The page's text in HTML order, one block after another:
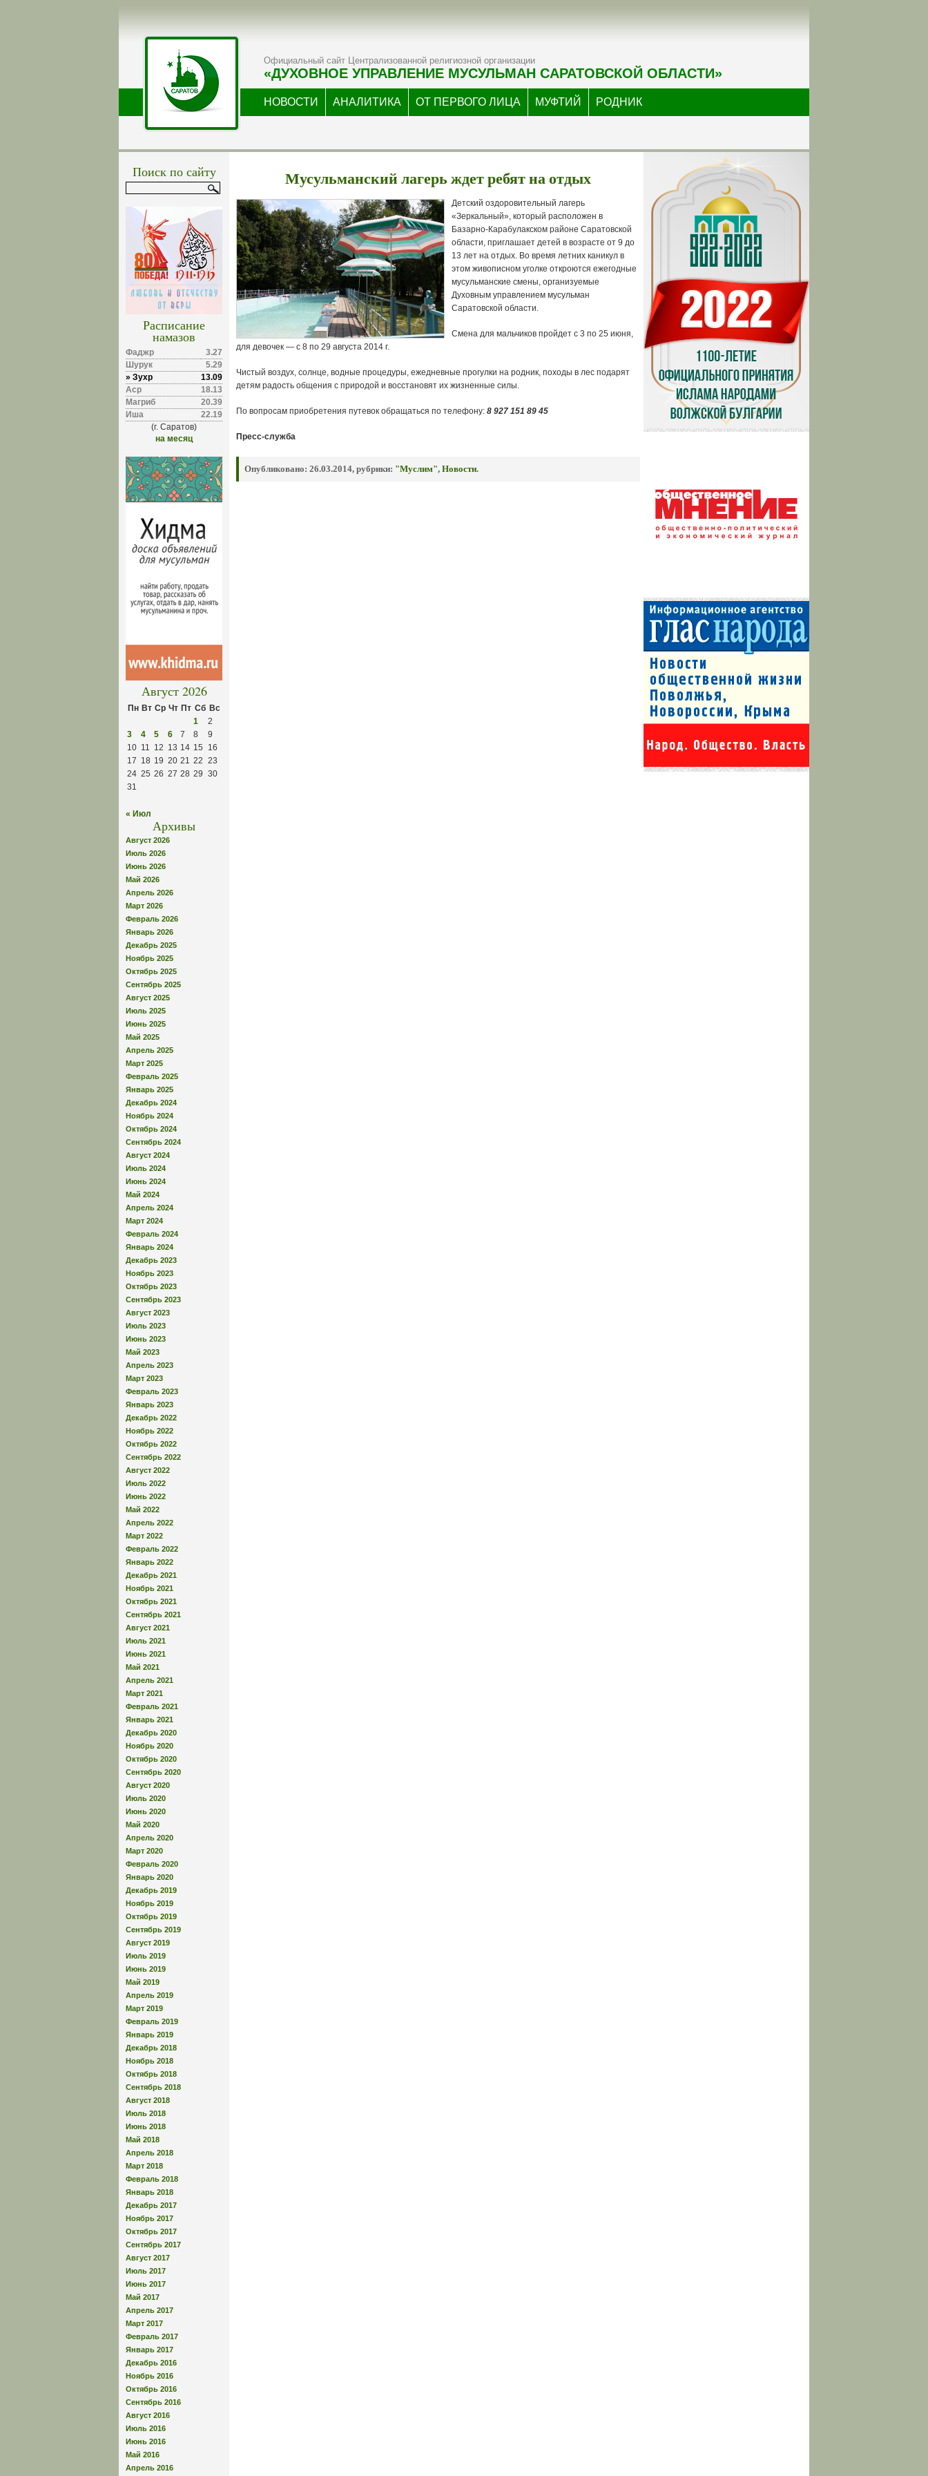
Официальный сайт Централизованной религиозной организации
«ДУХОВНОЕ УПРАВЛЕНИЕ МУСУЛЬМАН САРАТОВСКОЙ ОБЛАСТИ»
НОВОСТИ АНАЛИТИКА ОТ ПЕРВОГО ЛИЦА МУФТИЙ РОДНИК
Поиск по сайту
Расписание
намазов
Фаджр
3.27
Шурук
5.29
» Зухр
13.09
Аср
18.13
Магриб
20.39
Иша
22.19
(г. Саратов)
на месяц
Август 2026
Пн Вт Ср Чт Пт Сб Вс
1
2
3
4 5 6 7 8
9
10 11 12 13 14 15
16
17 18 19 20 21 22 23
24 25 26 27 28 29 30
31
« Июл
Архивы
Август 2026
Июль 2026
Июнь 2026
Май 2026
Апрель 2026
Март 2026
Февраль 2026
Январь 2026
Декабрь 2025
Ноябрь 2025
Октябрь 2025
Сентябрь 2025
Август 2025
Июль 2025
Июнь 2025
Май 2025
Апрель 2025
Март 2025
Февраль 2025
Январь 2025
Декабрь 2024
Ноябрь 2024
Октябрь 2024
Сентябрь 2024
Август 2024
Июль 2024
Июнь 2024
Май 2024
Апрель 2024
Март 2024
Февраль 2024
Январь 2024
Декабрь 2023
Ноябрь 2023
Октябрь 2023
Сентябрь 2023
Август 2023
Июль 2023
Июнь 2023
Май 2023
Апрель 2023
Март 2023
Февраль 2023
Январь 2023
Декабрь 2022
Ноябрь 2022
Октябрь 2022
Сентябрь 2022
Август 2022
Июль 2022
Июнь 2022
Май 2022
Апрель 2022
Март 2022
Февраль 2022
Январь 2022
Декабрь 2021
Ноябрь 2021
Октябрь 2021
Сентябрь 2021
Август 2021
Июль 2021
Июнь 2021
Май 2021
Апрель 2021
Март 2021
Февраль 2021
Январь 2021
Декабрь 2020
Ноябрь 2020
Октябрь 2020
Сентябрь 2020
Август 2020
Июль 2020
Июнь 2020
Май 2020
Апрель 2020
Март 2020
Февраль 2020
Январь 2020
Декабрь 2019
Ноябрь 2019
Октябрь 2019
Сентябрь 2019
Август 2019
Июль 2019
Июнь 2019
Май 2019
Апрель 2019
Март 2019
Февраль 2019
Январь 2019
Декабрь 2018
Ноябрь 2018
Октябрь 2018
Сентябрь 2018
Август 2018
Июль 2018
Июнь 2018
Май 2018
Апрель 2018
Март 2018
Февраль 2018
Январь 2018
Декабрь 2017
Ноябрь 2017
Октябрь 2017
Сентябрь 2017
Август 2017
Июль 2017
Июнь 2017
Май 2017
Апрель 2017
Март 2017
Февраль 2017
Январь 2017
Декабрь 2016
Ноябрь 2016
Октябрь 2016
Сентябрь 2016
Август 2016
Июль 2016
Июнь 2016
Май 2016
Апрель 2016
Мусульманский лагерь ждет ребят на отдых
Детский оздоровительный лагерь
«Зеркальный», который расположен в
Базарно-Карабулакском районе Саратовской
области, приглашает детей в возрасте от 9 до
13 лет на отдых. Во время летних каникул в
этом живописном уголке откроются ежегодные
мусульманские смены, организуемые
Духовным управлением мусульман
Саратовской области.
Смена для мальчиков пройдет с 3 по 25 июня,
для девочек — с 8 по 29 августа 2014 г.
Чистый воздух, солнце, водные процедуры, ежедневные прогулки на родник, походы в лес подарят
детям радость общения с природой и восстановят их жизненные силы.
По вопросам приобретения путевок обращаться по телефону: 8 927 151 89 45
Пресс-служба
Опубликовано: 26.03.2014, рубрики: "Муслим", Новости.